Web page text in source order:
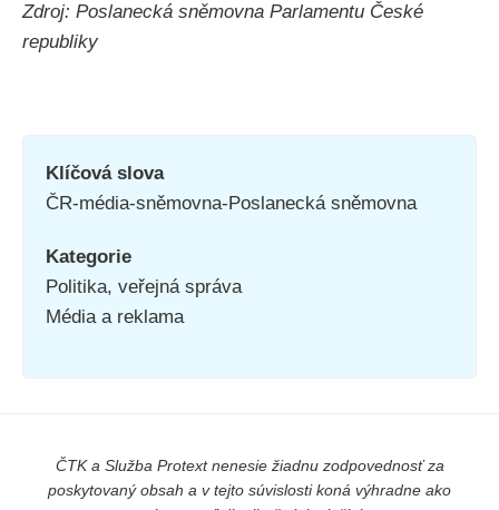
Zdroj: Poslanecká sněmovna Parlamentu České
republiky
Klíčová slova
ČR-média-sněmovna-Poslanecká sněmovna
Kategorie
Politika, veřejná správa
Média a reklama
ČTK a Služba Protext nenesie žiadnu zodpovednosť za
poskytovaný obsah a v tejto súvislosti koná výhradne ako